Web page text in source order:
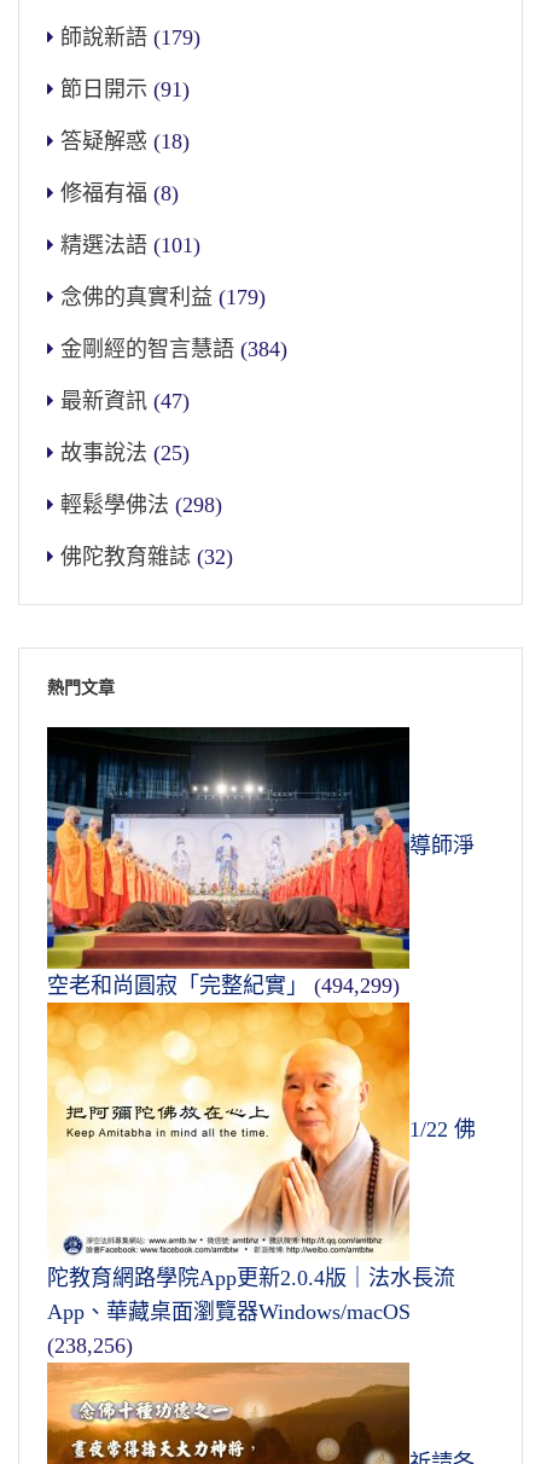
師說新語 (179)
節日開示 (91)
答疑解惑 (18)
修福有福 (8)
精選法語 (101)
念佛的真實利益 (179)
金剛經的智言慧語 (384)
最新資訊 (47)
故事說法 (25)
輕鬆學佛法 (298)
佛陀教育雜誌 (32)
熱門文章
導師淨
空老和尚圓寂「完整紀實」 (494,299)
1/22 佛
陀教育網路學院App更新2.0.4版｜法水長流
App、華藏桌面瀏覽器Windows/macOS
(238,256)